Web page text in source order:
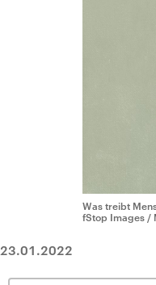
Was treibt
fStop Images /
23.01.2022